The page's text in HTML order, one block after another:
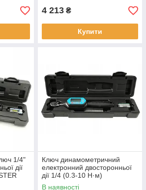
4 213 ₴
Купити
1/4"
дії
Ключ динамометричний
електронний двосторонньої
дії 1/4 (0.3-10 Н·м)
PROTESTER AWM-10
В наявності